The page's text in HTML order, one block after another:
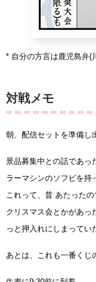
* 自分の方言は鹿児島弁(
対戦メモ
朝、配信セットを準備し
景品募集中との話であっ
ラーマシンのソフビを持
これって、昔 あたった
クリスマス会とかがあっ
っと押入れにしまってい
あとは、これも一番くじ